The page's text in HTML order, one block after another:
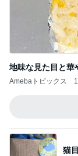
地味な見た目と華
Amebaトピックス
猫